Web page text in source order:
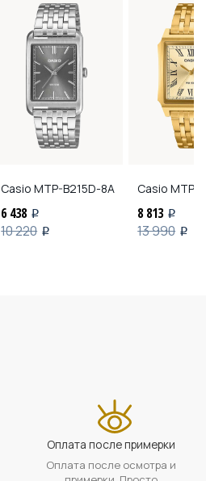
Casio MTP-B215D-8A
6 438 i
10 220 i
Casio MTP-
8 813 i
13 990 i
Оплата после примерки
Оплата после осмотра и